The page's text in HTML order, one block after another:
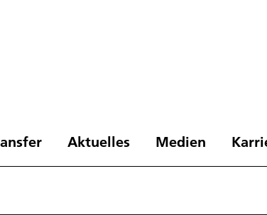
Aktuelles Medien